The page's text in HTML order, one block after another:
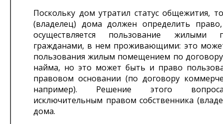
Поскольку дом утратил статус общежития,
(владелец) дома должен определить
осуществляется пользование жилыми
гражданами, в нем проживающими: это
пользования жилым помещением по
найма, но это может быть и право
правовом основании (по договору
например). Решение этого
исключительным правом собственника
дома.